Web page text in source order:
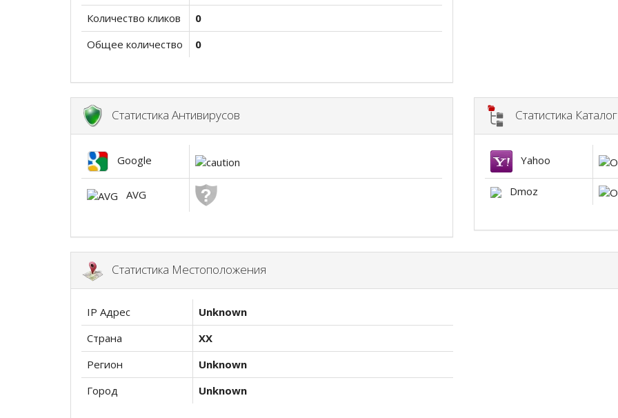
Количество кликов
0
Общее количество
0
Статистика Антивирусов
Google
AVG
Статистика
Yahoo
Dmoz
Статистика Местоположения
IP Адрес
Unknown
Страна
XX
Регион
Unknown
Город
Unknown